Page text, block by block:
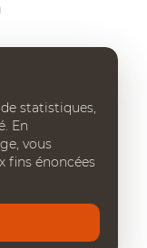
réservés
IceCube2.Net
statistiques,
En
vous
fins énoncées